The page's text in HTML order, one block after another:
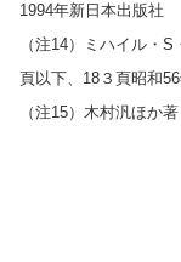
1994年新日本出版社
（注14）ミハイル・
頁以下、18３頁昭和
（注15）木村汎ほか